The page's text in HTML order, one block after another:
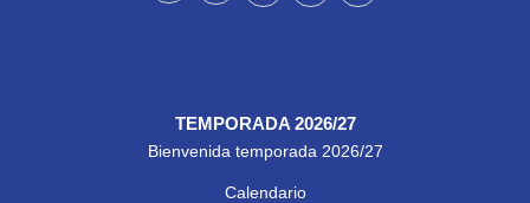
TEMPORADA 2026/27
Bienvenida temporada 2026/27
Calendario